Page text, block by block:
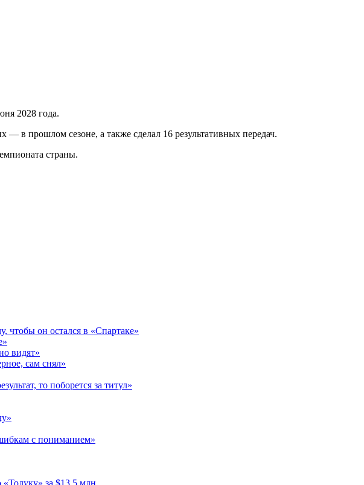
2028 года.
в прошлом сезоне, а также сделал 16 результативных передач.
страны.
чтобы он остался в «Спартаке»
видят»
сам снял»
то поборется за титул»
с пониманием»
за $13,5 млн